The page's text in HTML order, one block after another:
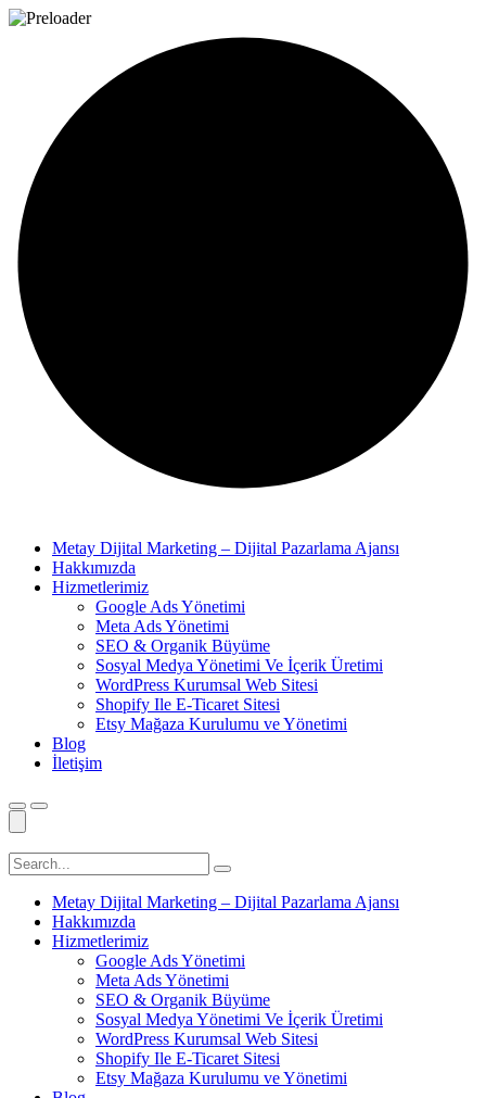
Metay Dijital Marketing – Dijital Pazarlama Ajansı
Hakkımızda
Hizmetlerimiz
Google Ads Yönetimi
Meta Ads Yönetimi
SEO & Organik Büyüme
Sosyal Medya Yönetimi Ve İçerik Üretimi
WordPress Kurumsal Web Sitesi
Shopify Ile E-Ticaret Sitesi
Etsy Mağaza Kurulumu ve Yönetimi
Blog
İletişim
Metay Dijital Marketing – Dijital Pazarlama Ajansı
Hakkımızda
Hizmetlerimiz
Google Ads Yönetimi
Meta Ads Yönetimi
SEO & Organik Büyüme
Sosyal Medya Yönetimi Ve İçerik Üretimi
WordPress Kurumsal Web Sitesi
Shopify Ile E-Ticaret Sitesi
Etsy Mağaza Kurulumu ve Yönetimi